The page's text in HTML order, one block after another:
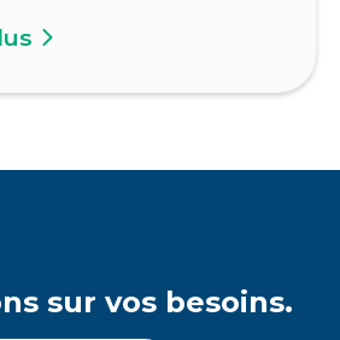
sur vos besoins.